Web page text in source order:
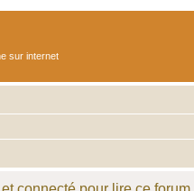
sur internet